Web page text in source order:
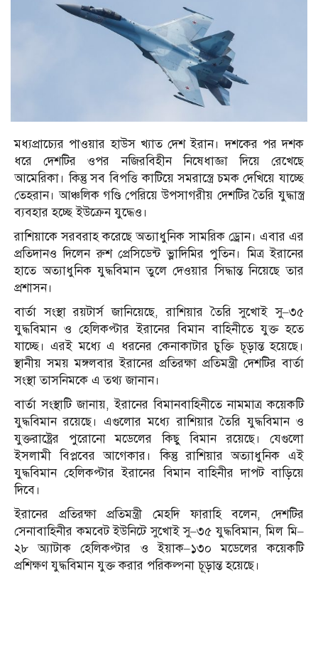
মধ্যপ্রাচ্যের পাওয়ার হাউস খ্যাত দেশ ইরান। দশকের পর দশক
ধরে দেশটির ওপর নজিরবিহীন নিষেধাজ্ঞা দিয়ে রেখেছে
আমেরিকা। কিন্তু সব বিপত্তি কাটিয়ে সমরাস্ত্রে চমক দেখিয়ে যাচ্ছে
তেহরান। আঞ্চলিক গণ্ডি পেরিয়ে উপসাগরীয় দেশটির তৈরি যুদ্ধাস্ত্র
ব্যবহার হচ্ছে ইউক্রেন যুদ্ধেও।
রাশিয়াকে সরবরাহ করেছে অত্যাধুনিক সামরিক ড্রোন। এবার এর
প্রতিদানও দিলেন রুশ প্রেসিডেন্ট ভ্লাদিমির পুতিন। মিত্র ইরানের
হাতে অত্যাধুনিক যুদ্ধবিমান তুলে দেওয়ার সিদ্ধান্ত নিয়েছে তার
প্রশাসন।
বার্তা সংস্থা রয়টার্স জানিয়েছে, রাশিয়ার তৈরি সুখোই সু–৩৫
যুদ্ধবিমান ও হেলিকপ্টার ইরানের বিমান বাহিনীতে যুক্ত হতে
যাচ্ছে। এরই মধ্যে এ ধরনের কেনাকাটার চুক্তি চূড়ান্ত হয়েছে।
স্থানীয় সময় মঙ্গলবার ইরানের প্রতিরক্ষা প্রতিমন্ত্রী দেশটির বার্তা
সংস্থা তাসনিমকে এ তথ্য জানান।
বার্তা সংস্থাটি জানায়, ইরানের বিমানবাহিনীতে নামমাত্র কয়েকটি
যুদ্ধবিমান রয়েছে। এগুলোর মধ্যে রাশিয়ার তৈরি যুদ্ধবিমান ও
যুক্তরাষ্ট্রের পুরোনো মডেলের কিছু বিমান রয়েছে। যেগুলো
ইসলামী বিপ্লবের আগেকার। কিন্তু রাশিয়ার অত্যাধুনিক এই
যুদ্ধবিমান হেলিকপ্টার ইরানের বিমান বাহিনীর দাপট বাড়িয়ে
দিবে।
ইরানের প্রতিরক্ষা প্রতিমন্ত্রী মেহদি ফারাহি বলেন, দেশটির
সেনাবাহিনীর কমবেট ইউনিটে সুখোই সু–৩৫ যুদ্ধবিমান, মিল মি–
২৮ অ্যাটাক হেলিকপ্টার ও ইয়াক–১৩০ মডেলের কয়েকটি
প্রশিক্ষণ যুদ্ধবিমান যুক্ত করার পরিকল্পনা চূড়ান্ত হয়েছে।